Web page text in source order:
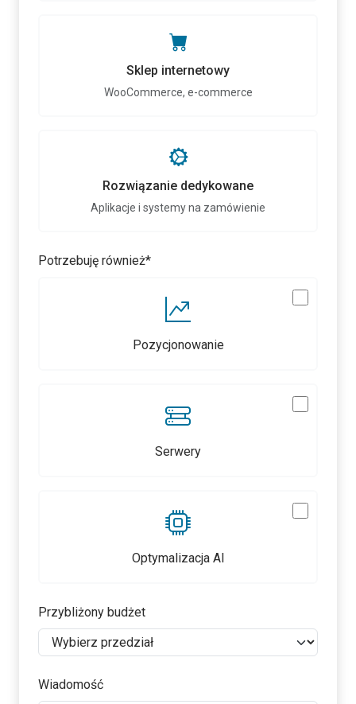
Sklep internetowy
WooCommerce, e-commerce
Rozwiązanie dedykowane
Aplikacje i systemy na zamówienie
Potrzebuję również*
Pozycjonowanie
Serwery
Optymalizacja AI
Przybliżony budżet
Wiadomość